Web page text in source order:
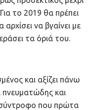
το 2019 θα πρέπει
να βγαίνει με
τα όριά του.
και αξίζει πάνω
πνευματώδης και
σύντροφο που πρώτα